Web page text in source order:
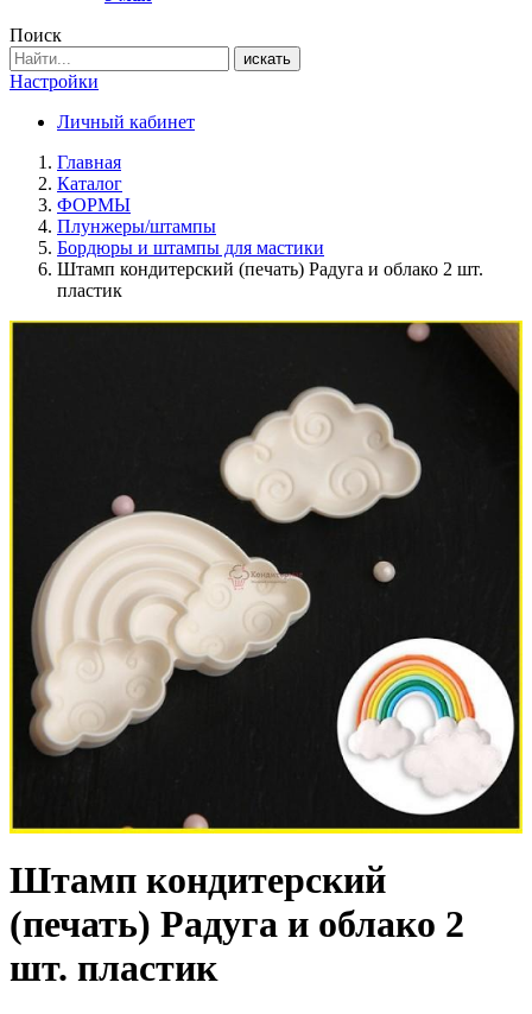
Поиск
искать
Настройки
Личный кабинет
Главная
Каталог
ФОРМЫ
Плунжеры/штампы
Бордюры и штампы для мастики
Штамп кондитерский (печать) Радуга и облако 2 шт.
пластик
Штамп кондитерский
(печать) Радуга и облако 2
шт. пластик